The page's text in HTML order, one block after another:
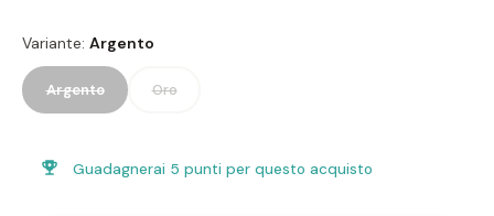
Variante: Argento
Argento Oro
Guadagnerai 5 punti per questo acquisto